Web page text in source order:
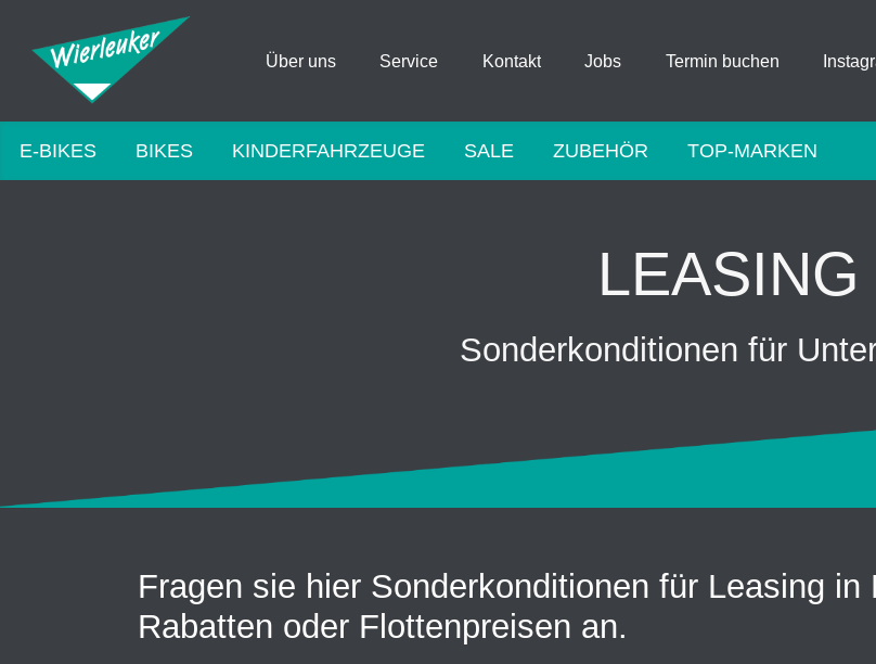
Über uns Service Kontakt Jobs Termin buchen
E-BIKES BIKES KINDERFAHRZEUGE SALE ZUBEHÖR TOP-MARKEN
LEASING
Sonderkonditionen für
Fragen sie hier Sonderkonditionen für Leasing
Rabatten oder Flottenpreisen an.